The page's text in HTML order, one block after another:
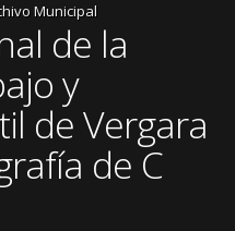
Municipal
de la
y
de Vergara
de C